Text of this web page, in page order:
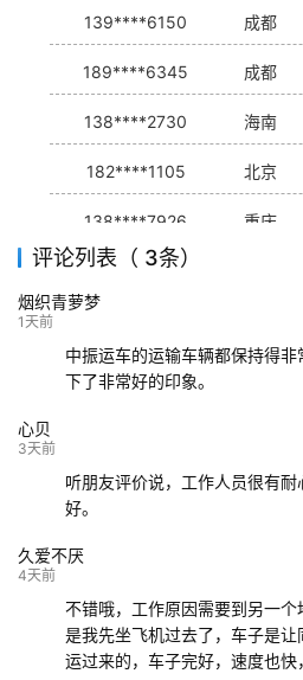
139****6150 成都
189****6345 成都
138****2730 海南
182****1105 北京
138****7926 重庆
139****9233
评论列表（ 3条）
烟织青萝梦
1天前
中振运车的运输车辆都保持得
下了非常好的印象。
心贝
3天前
听朋友评价说，工作人员很有耐
好。
久爱不厌
4天前
不错哦，工作原因需要到另一
是我先坐飞机过去了，车子是
运过来的，车子完好，速度也快